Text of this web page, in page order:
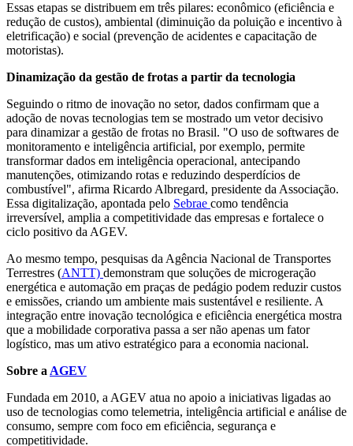
Essas etapas se distribuem em três pilares: econômico (eficiência e
redução de custos), ambiental (diminuição da poluição e incentivo à
eletrificação) e social (prevenção de acidentes e capacitação de
motoristas).
Dinamização da gestão de frotas a partir da tecnologia
Seguindo o ritmo de inovação no setor, dados confirmam que a
adoção de novas tecnologias tem se mostrado um vetor decisivo
para dinamizar a gestão de frotas no Brasil. "O uso de softwares de
monitoramento e inteligência artificial, por exemplo, permite
transformar dados em inteligência operacional, antecipando
manutenções, otimizando rotas e reduzindo desperdícios de
combustível", afirma Ricardo Albregard, presidente da Associação.
Essa digitalização, apontada pelo Sebrae como tendência
irreversível, amplia a competitividade das empresas e fortalece o
ciclo positivo da AGEV.
Ao mesmo tempo, pesquisas da Agência Nacional de Transportes
Terrestres (ANTT) demonstram que soluções de microgeração
energética e automação em praças de pedágio podem reduzir custos
e emissões, criando um ambiente mais sustentável e resiliente. A
integração entre inovação tecnológica e eficiência energética mostra
que a mobilidade corporativa passa a ser não apenas um fator
logístico, mas um ativo estratégico para a economia nacional.
Sobre a AGEV
Fundada em 2010, a AGEV atua no apoio a iniciativas ligadas ao
uso de tecnologias como telemetria, inteligência artificial e análise de
consumo, sempre com foco em eficiência, segurança e
competitividade.